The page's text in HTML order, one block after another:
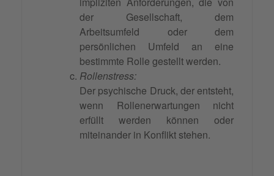
der Gesellschaft, dem
Arbeitsumfeld oder dem
persönlichen Umfeld an eine
bestimmte Rolle gestellt werden.
Rollenstress:
Der psychische Druck, der entsteht,
wenn Rollenerwartungen nicht
erfüllt werden können oder
miteinander in Konflikt stehen.